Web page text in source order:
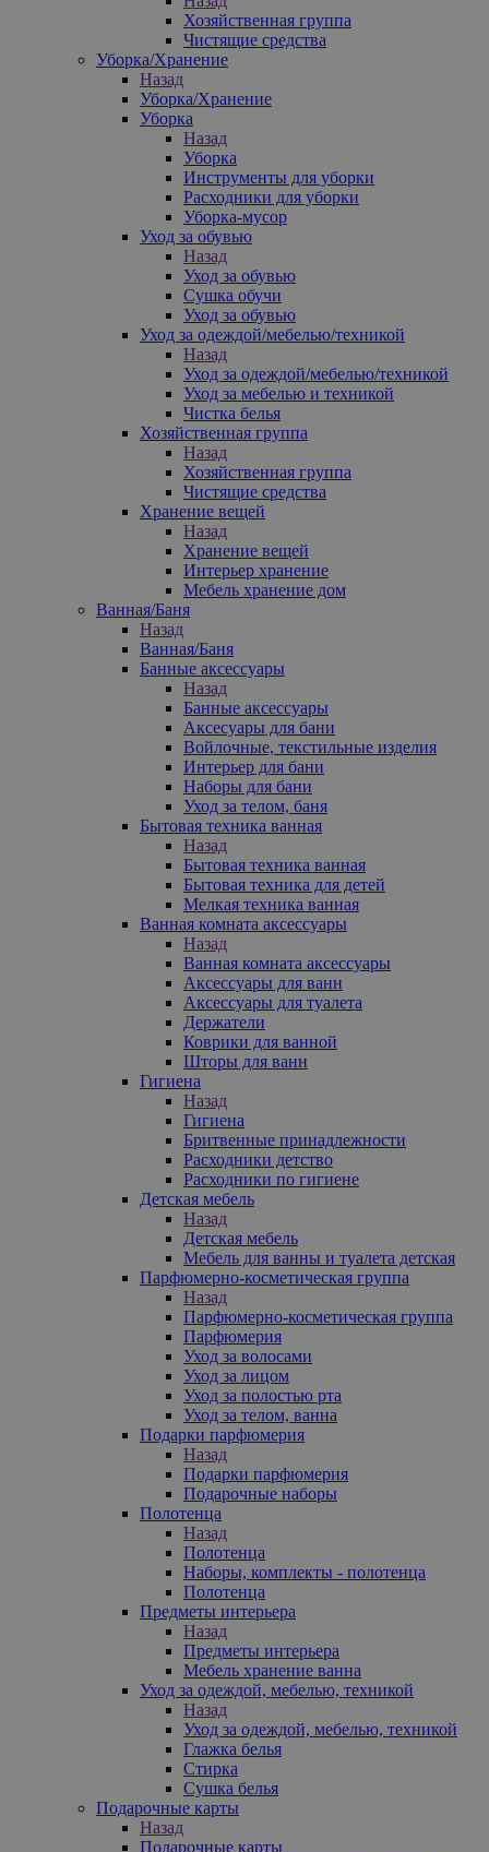
Хозяйственная группа
Чистящие средства
Уборка/Хранение
Назад
Уборка/Хранение
Уборка
Назад
Уборка
Инструменты для уборки
Расходники для уборки
Уборка-мусор
Уход за обувью
Назад
Уход за обувью
Сушка обучи
Уход за обувью
Уход за одеждой/мебелью/техникой
Назад
Уход за одеждой/мебелью/техникой
Уход за мебелью и техникой
Чистка белья
Хозяйственная группа
Назад
Хозяйственная группа
Чистящие средства
Хранение вещей
Назад
Хранение вещей
Интерьер хранение
Мебель хранение дом
Ванная/Баня
Назад
Ванная/Баня
Банные аксессуары
Назад
Банные аксессуары
Аксесуары для бани
Войлочные, текстильные изделия
Интерьер для бани
Наборы для бани
Уход за телом, баня
Бытовая техника ванная
Назад
Бытовая техника ванная
Бытовая техника для детей
Мелкая техника ванная
Ванная комната аксессуары
Назад
Ванная комната аксессуары
Аксессуары для ванн
Аксессуары для туалета
Держатели
Коврики для ванной
Шторы для ванн
Гигиена
Назад
Гигиена
Бритвенные принадлежности
Расходники детство
Расходники по гигиене
Детская мебель
Назад
Детская мебель
Мебель для ванны и туалета детская
Парфюмерно-косметическая группа
Назад
Парфюмерно-косметическая группа
Парфюмерия
Уход за волосами
Уход за лицом
Уход за полостью рта
Уход за телом, ванна
Подарки парфюмерия
Назад
Подарки парфюмерия
Подарочные наборы
Полотенца
Назад
Полотенца
Наборы, комплекты - полотенца
Полотенца
Предметы интерьера
Назад
Предметы интерьера
Мебель хранение ванна
Уход за одеждой, мебелью, техникой
Назад
Уход за одеждой, мебелью, техникой
Глажка белья
Стирка
Сушка белья
Подарочные карты
Назад
Подарочные карты